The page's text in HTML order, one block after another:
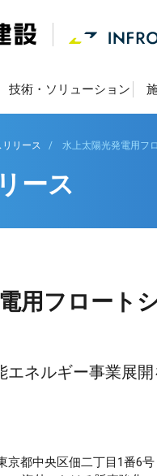
技術・ソリューション
リリース 水上太陽光発電用フ
ース
用フロート
エネルギー事業展
京都中央区佃二丁目1番